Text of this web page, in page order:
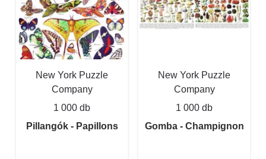
New York Puzzle
Company
1 000 db
Pillangók - Papillons
New York Puzzle
Company
1 000 db
Gomba - Champignon